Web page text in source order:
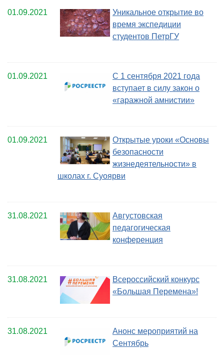
01.09.2021
Уникальное открытие во
время экспедиции
студентов ПетрГУ
01.09.2021
С 1 сентября 2021 года
вступает в силу закон о
«гаражной амнистии»
01.09.2021
Открытые уроки «Основы
безопасности
жизнедеятельности» в
школах г. Суоярви
31.08.2021
Августовская
педагогическая
конференция
31.08.2021
Всероссийский конкурс
«Большая Перемена»!
31.08.2021
Анонс мероприятий на
Сентябрь